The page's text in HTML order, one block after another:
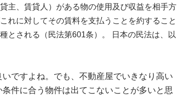
主、賃貸人）がある物の使用及び収益を相手方
れに対してその賃料を支払うことを約すること
とされる（民法第601条）。 日本の民法は、以
ですよね。でも、不動産屋でいきなり高い
件に合う物件は出てこないことが多いと思